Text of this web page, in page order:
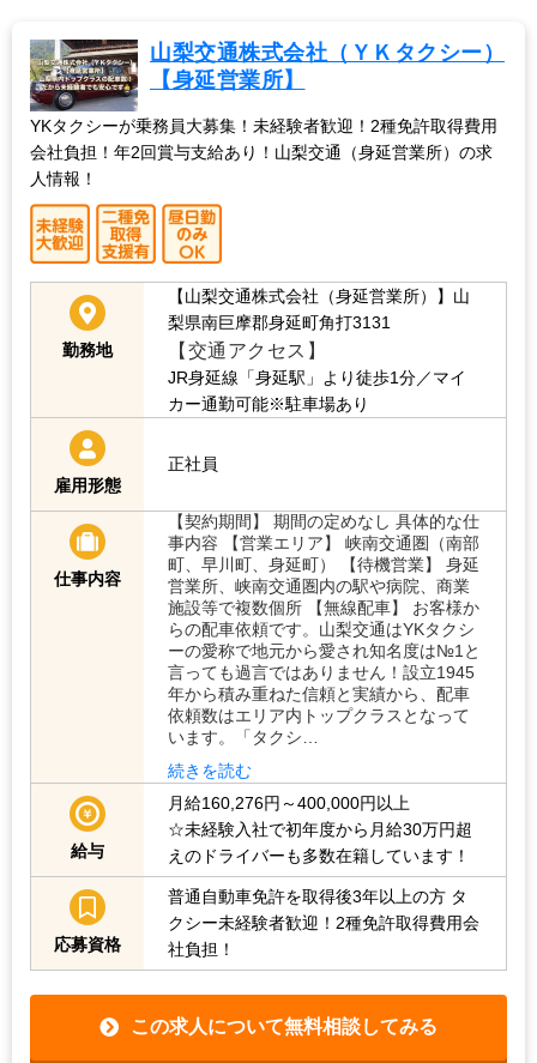
山梨交通株式会社（ＹＫタクシー）
【身延営業所】
YKタクシーが乗務員大募集！未経験者歓迎！2種免許取得費用
会社負担！年2回賞与支給あり！山梨交通（身延営業所）の求
人情報！
勤務地
【山梨交通株式会社（身延営業所）】山
梨県南巨摩郡身延町角打3131
【交通アクセス】
JR身延線「身延駅」より徒歩1分／マイ
カー通勤可能※駐車場あり
雇用形態
正社員
仕事内容
【契約期間】 期間の定めなし 具体的な仕
事内容 【営業エリア】 峡南交通圏（南部
町、早川町、身延町） 【待機営業】 身延
営業所、峡南交通圏内の駅や病院、商業
施設等で複数個所 【無線配車】 お客様か
らの配車依頼です。山梨交通はYKタクシ
ーの愛称で地元から愛され知名度は№1と
言っても過言ではありません！設立1945
年から積み重ねた信頼と実績から、配車
依頼数はエリア内トップクラスとなって
います。「タクシ…
続きを読む
給与
月給160,276円～400,000円以上
☆未経験入社で初年度から月給30万円超
えのドライバーも多数在籍しています！
応募資格
普通自動車免許を取得後3年以上の方 タ
クシー未経験者歓迎！2種免許取得費用会
社負担！
この求人について無料相談してみる